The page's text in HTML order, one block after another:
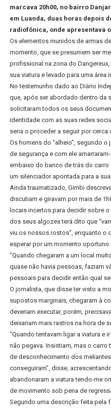
marcava 20h00, no bairro
em Luanda, duas horas depois
radiofônica, onde apresentava
Os elementos munidos de armas
momento, que se presumem ser
profissional na zona do
sua viatura e levado para uma área
No testemunho dado ao Diário
que, após ser abordado dentro da
solicitaram todos os seus
identidade com as suas redes
seria o proceder a seguir por cerca
Os homens do “alheio”, segundo
de segurança e com ele
embaixo do banco de trás do
um silenciador apontada para a
Ainda traumatizado, Gimbi
discutiam e giravam por mais de
locais incertos para decidir sobre
dos seus algozes terá dito que
viu os nossos rostos”, enquanto o
esperar por um momento oportuno.
“Quando chegaram a um local
quase não havia pessoas, faziam
pessoais para decidir então qual
O jornalista, que disse ter visto a
supostos marginais, chegaram à
deveriam executar, porém,
deixariam mais rastros na hora de
“Quando tentavam ligar a viatura e
não pegava. Insistiam, mas o
de desconhecimento dos
conseguiram”, disse,
abandonaram a viatura tendo-me
de movimento sob pena de
Segundo uma descrição feita pela